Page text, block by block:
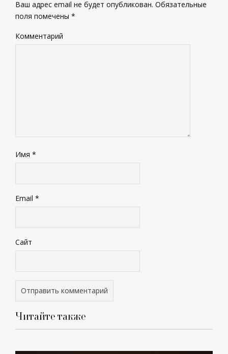
Ваш адрес email не будет опубликован. Обязательные
поля помечены *
Комментарий
Имя *
Email *
Сайт
Читайте также